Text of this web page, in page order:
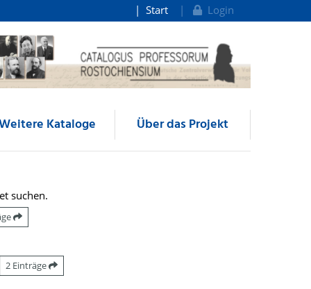
Start Login
Kataloge Über das Projekt
suchen.
2 Einträge